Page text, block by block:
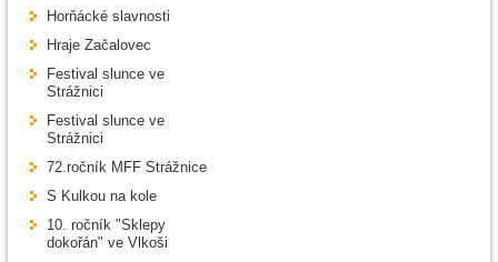
Horňácké slavnosti
Hraje Začalovec
Festival slunce ve
Strážnici
Festival slunce ve
Strážnici
72.ročník MFF Strážnice
S Kulkou na kole
10. ročník "Sklepy
dokořán" ve Vlkoši